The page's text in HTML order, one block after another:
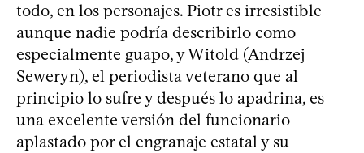
todo, en los personajes. Piotr es irresistible
aunque nadie podría describirlo como
especialmente guapo, y Witold (Andrzej
Seweryn), el periodista veterano que al
principio lo sufre y después lo apadrina, es
una excelente versión del funcionario
aplastado por el engranaje estatal y su